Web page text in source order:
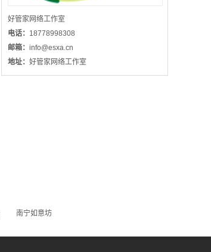
好管家网络工作室
电话： 18778998308
邮箱： info@esxa.cn
地址： 好管家网络工作室
南宁如意坊